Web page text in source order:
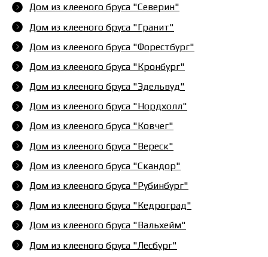
Дом из клееного бруса "Северин"
Дом из клееного бруса "Гранит"
Дом из клееного бруса "Форестбург"
Дом из клееного бруса "Кронбург"
Дом из клееного бруса "Эдельвуд"
Дом из клееного бруса "Нордхолл"
Дом из клееного бруса "Ковчег"
Дом из клееного бруса "Вереск"
Дом из клееного бруса "Скандор"
Дом из клееного бруса "Рубинбург"
Дом из клееного бруса "Кедроград"
Дом из клееного бруса "Вальхейм"
Дом из клееного бруса "Лесбург"